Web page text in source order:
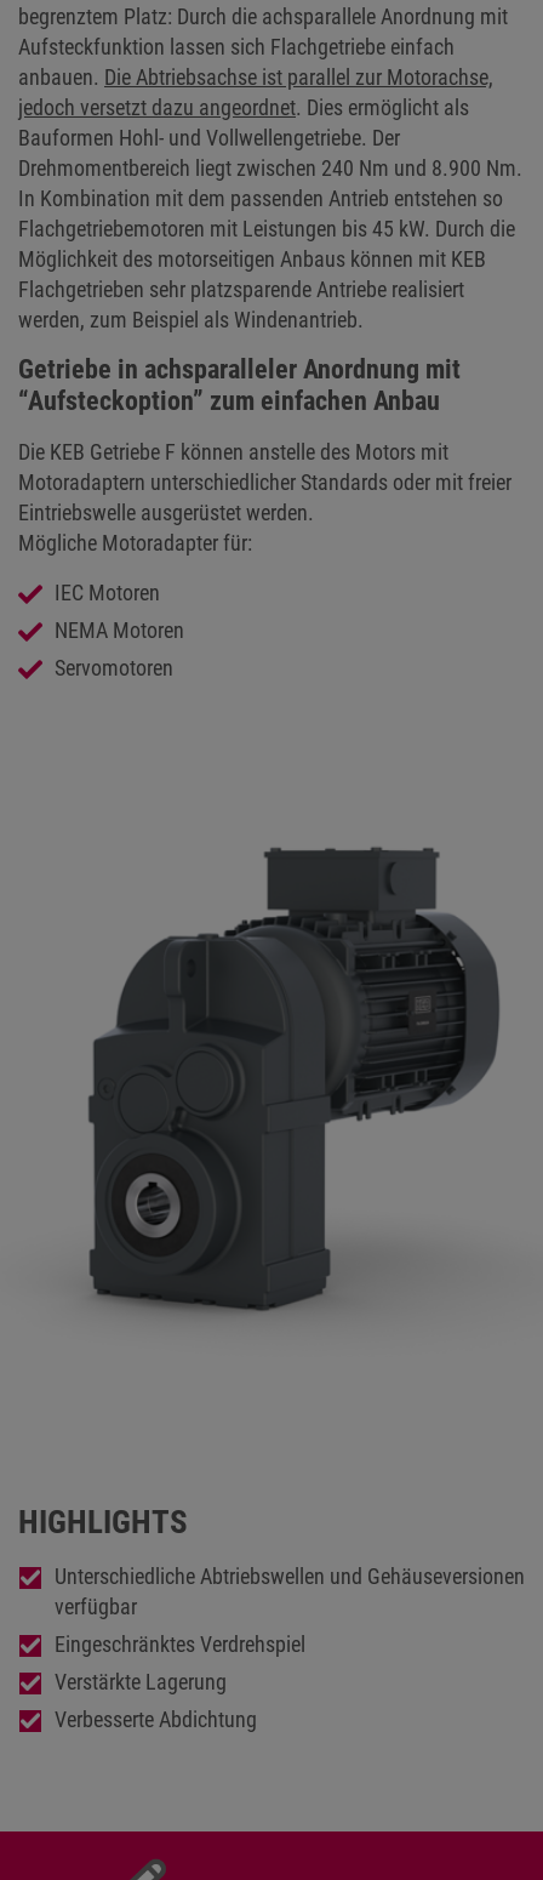
begrenztem Platz: Durch die achsparallele Anordnung mit
Aufsteckfunktion lassen sich Flachgetriebe einfach
anbauen. Die Abtriebsachse ist parallel zur Motorachse,
jedoch versetzt dazu angeordnet. Dies ermöglicht als
Bauformen Hohl- und Vollwellengetriebe. Der
Drehmomentbereich liegt zwischen 240 Nm und 8.900 Nm.
In Kombination mit dem passenden Antrieb entstehen so
Flachgetriebemotoren mit Leistungen bis 45 kW. Durch die
Möglichkeit des motorseitigen Anbaus können mit KEB
Flachgetrieben sehr platzsparende Antriebe realisiert
werden, zum Beispiel als Windenantrieb.
Getriebe in achsparalleler Anordnung mit
“Aufsteckoption” zum einfachen Anbau
Die KEB Getriebe F können anstelle des Motors mit
Motoradaptern unterschiedlicher Standards oder mit freier
Eintriebswelle ausgerüstet werden.
Mögliche Motoradapter für:
IEC Motoren
NEMA Motoren
Servomotoren
HIGHLIGHTS
Unterschiedliche Abtriebswellen und Gehäuseversionen
verfügbar
Eingeschränktes Verdrehspiel
Verstärkte Lagerung
Verbesserte Abdichtung